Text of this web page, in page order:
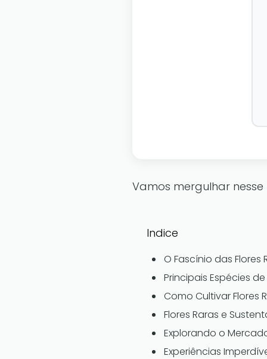
Vamos mergulhar
Indice
O Fascínio das
Principais Espécies
Como Cultivar Flores
Flores Raras e
Explorando o
Experiências